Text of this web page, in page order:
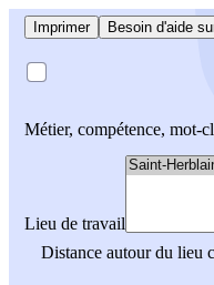
Imprimer Besoin d'aide
Métier, compétence, mot-
Lieu de travail
Distance autour du lieu